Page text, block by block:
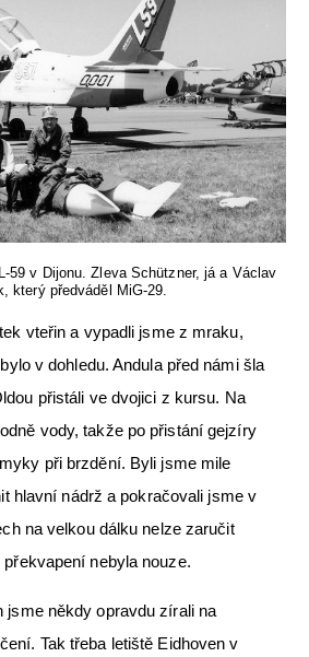
59 v Dijonu. Zleva Schützner, já a Václav
který předváděl MiG-29.
vteřin a vypadli jsme z mraku,
v dohledu. Andula před námi šla
přistáli ve dvojici z kursu. Na
vody, takže po přistání gejzíry
při brzdění. Byli jsme mile
hlavní nádrž a pokračovali jsme v
na velkou dálku nelze zaručit
nebyla nouze.
jsme někdy opravdu zírali na
Tak třeba letiště Eidhoven v